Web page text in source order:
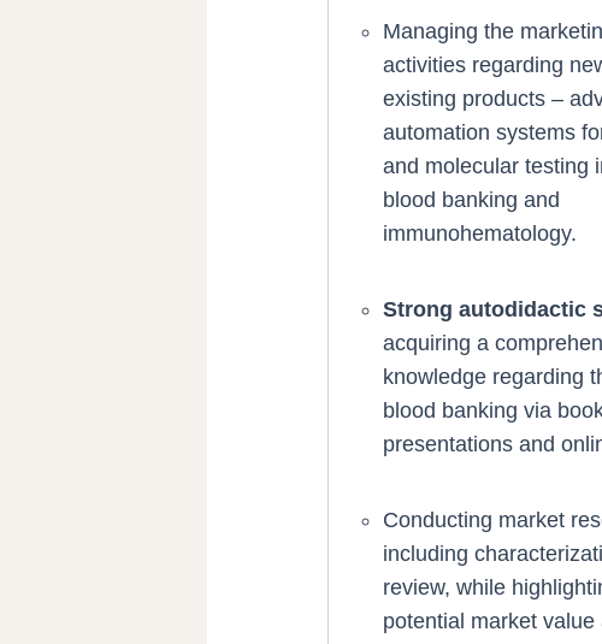
Managing the
activities regarding
existing products –
automation systems
and molecular testing
blood banking and
immunohematology.
Strong autodidactic
acquiring a
knowledge regarding
blood banking via
presentations and
Conducting market
including
review, while
potential market value